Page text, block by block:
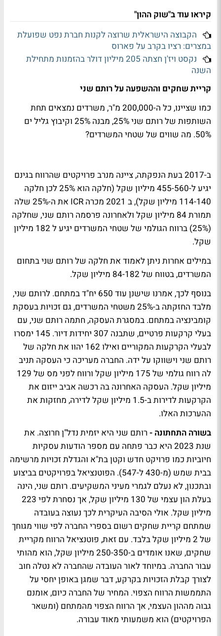
קיראו עוד ב"שוק ההון"
הקבוצה הישראלית שרוצה לקנות חברת נפט שפועלת
במצרים: רציו בקרב על פארוס
נקסט ויז'ן חצתה 205 מיליון דולר בהזמנות מתחילת
השנה
קריית שחקים וההשפעה על רותם שני
כמו שציינו, כל ה-200,000 מ"ר, משרדים נמצאים תחת
השותפות של רותם שני 25%, מבנה 25% וקיבוץ גליל ים
50%. מה שווים של שטחי המשרדים?
ב-2017 בעת הנפקתה, ציינה מנרב פרויקטים שהרווח בגינם
יגיע ל-455-560 מיליון שקל (חלקה הוא 25% לכן חלקה
114-140 מיליון שקל), ב 2021 מכרה ICR את ה-25% שלה
תמורת 84 מיליון שקל ולאחרונה פרסמה רותם שני, שחלקה
(25%) ברווח הגולמי של שטחי המשרדים יגיע ל 182 מיליון
שקל.
במילים אחרות ניתן לאמוד את חלקה של רותם שני בתחום
המשרדים, בטווח של 84-182 מיליון שקל.
בנוסף לכך, אמרנו שישנן עוד 650 יח"ד במתחם. לרותם שני,
מלבד החזקתה ב-25% משטחי המשרדים, גם זכויות בעסקת
קומבינציה במתחם. במסגרת העסקה, חתמה רותם שני, עם
בעלי קרקעות פרטיים, שתבנה 307 יחידות דיור. 145 ימסרו
לבעלי הקרקעות המקוריים ואילו 162 יהוו את חלקה של
רותם שני וישווקו על ידה. החברה מעריכה כי העסקה תניב
לה רווח גולמי של 175 מיליון שקל ורווח לפני מס של 129
מיליון שקל. העסקה האחרונה בה רכשה אביב ייזום את
הקרקעות לדירות ב-1.5 מיליון שקל לדירה, מחזקות את
ההערכות האלו.
בשורה התחתונה - רותם שני היא יזמית נדל"ן חרוצה. את
שנת 2023 היא כבר פתחה עם מספר הודעות עסקיות
חיוביות כמו פרויקט חדש וקטן בת"א והגדלת זכויות מרשימה
בבית שמש (מ-430 ל-547). הפוטנציאל בפרויקטים בביצוע
ובתכנון, לא נעלם לגמרי מעיני המשקיעים. רותם שני, הינה
בעלת הון עצמי של 130 מיליון שקל, אך נסחרת לפי 223
מיליון שקל. אולי הסיבה העיקרית לכך נעוצה בעובדה
שמתחם קריית שחקים רשום בספרי החברה לפי שווי מגוחך
של 2 מיליון שקל בלבד. עם זאת, פוטנציאל הרווח מקריית
שחקים, שאנו אומדים ב-250-350 מיליון שקל, הוא מהותי
עבור החברה. במיוחד לאור העובדה שהחברה לא נטלה חוב
לצורך קבלת הזכויות בקרקע, דבר שמגן באופן יחסי על
התממשות הרווח הצפוי. המחיר של החברה כיום, אומנם
גבוה מההון העצמי, אך הרווח הצפוי מהמתחם (ומשאר
הפרויקטים) הוא משמעותי מאוד עבורה.